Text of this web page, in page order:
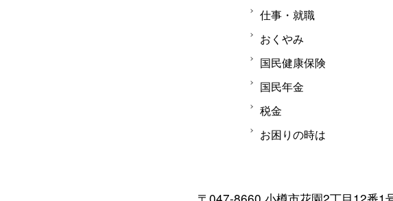
仕事・就職
おくやみ
国民健康保険
国民年金
税金
お困りの時は